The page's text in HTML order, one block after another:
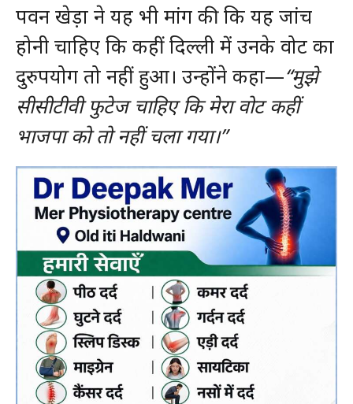
पवन खेड़ा ने यह भी मांग की कि यह जांच
होनी चाहिए कि कहीं दिल्ली में उनके वोट का
दुरुपयोग तो नहीं हुआ। उन्होंने कहा—“मुझे
सीसीटीवी फुटेज चाहिए कि मेरा वोट कहीं
भाजपा को तो नहीं चला गया।”